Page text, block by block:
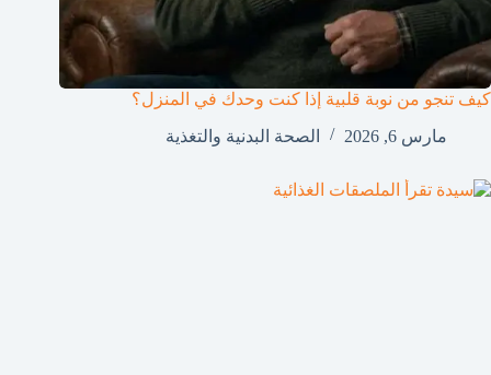
كيف تنجو من نوبة قلبية إذا كنت وحدك في المنزل؟
مارس 6, 2026
الصحة البدنية والتغذية